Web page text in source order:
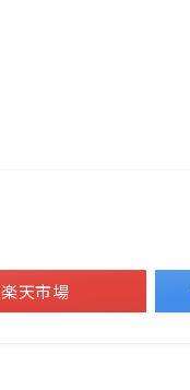
楽天市場